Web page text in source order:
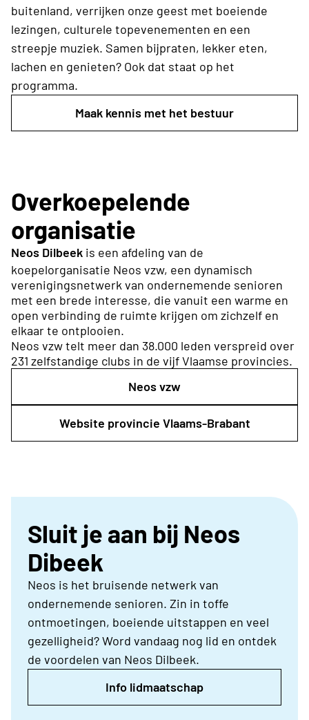
buitenland, verrijken onze geest met boeiende
lezingen, culturele topevenementen en een
streepje muziek. Samen bijpraten, lekker eten,
lachen en genieten? Ook dat staat op het
programma.
Maak kennis met het bestuur
Overkoepelende
organisatie
Neos Dilbeek is een afdeling van de
koepelorganisatie Neos vzw, een dynamisch
verenigingsnetwerk van ondernemende senioren
met een brede interesse, die vanuit een warme en
open verbinding de ruimte krijgen om zichzelf en
elkaar te ontplooien.
Neos vzw telt meer dan 38.000 leden verspreid over
231 zelfstandige clubs in de vijf Vlaamse provincies.
Neos vzw
Website provincie Vlaams-Brabant
Sluit je aan bij Neos
Dibeek
Neos is het bruisende netwerk van
ondernemende senioren. Zin in toffe
ontmoetingen, boeiende uitstappen en veel
gezelligheid? Word vandaag nog lid en ontdek
de voordelen van Neos Dilbeek.
Info lidmaatschap